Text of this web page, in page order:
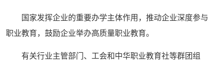
国家发挥企业的重要办学主体作用，推动企业深度参与
职业教育，鼓励企业举办高质量职业教育。
有关行业主管部门、工会和中华职业教育社等群团组